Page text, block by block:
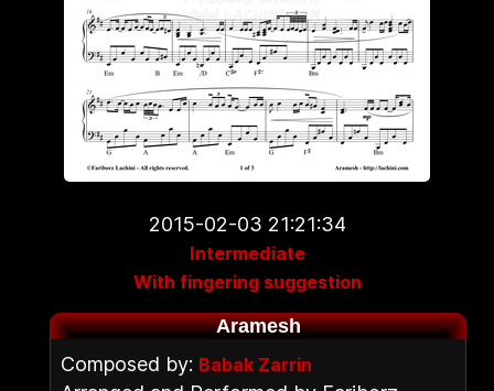
2015-02-03 21:21:34
Intermediate
With fingering suggestion
Aramesh
Composed by: Babak Zarrin